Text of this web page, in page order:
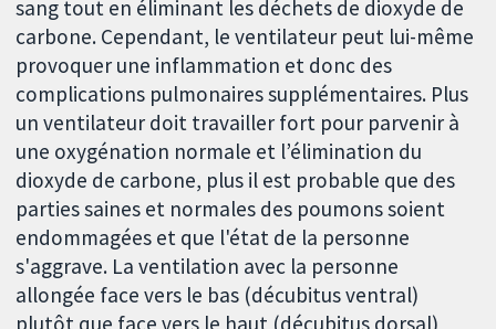
sang tout en éliminant les déchets de dioxyde de
carbone. Cependant, le ventilateur peut lui-même
provoquer une inflammation et donc des
complications pulmonaires supplémentaires. Plus
un ventilateur doit travailler fort pour parvenir à
une oxygénation normale et l’élimination du
dioxyde de carbone, plus il est probable que des
parties saines et normales des poumons soient
endommagées et que l'état de la personne
s'aggrave. La ventilation avec la personne
allongée face vers le bas (décubitus ventral)
plutôt que face vers le haut (décubitus dorsal)